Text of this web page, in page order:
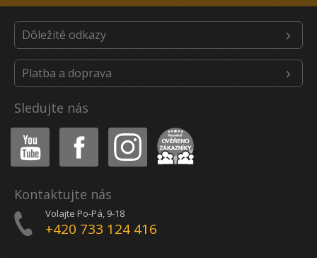
Dôležité odkazy
Platba a doprava
Sledujte nás
Youtube Facebook Instagram Heureka
Kontaktujte nás
Volajte Po-Pá, 9-18
+420 733 124 416